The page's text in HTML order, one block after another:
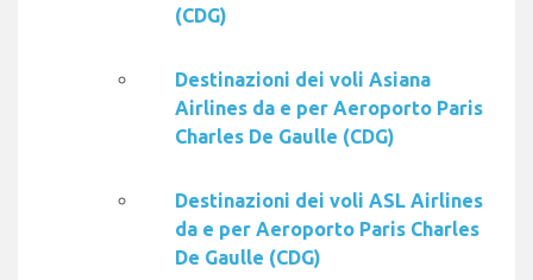
(CDG)
Destinazioni dei voli Asiana
Airlines da e per Aeroporto Paris
Charles De Gaulle (CDG)
Destinazioni dei voli ASL Airlines
da e per Aeroporto Paris Charles
De Gaulle (CDG)